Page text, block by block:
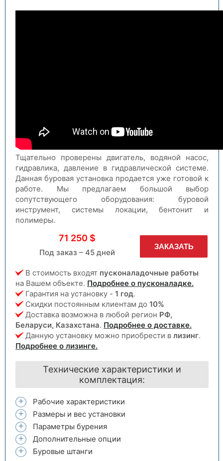
Тщательно проверены двигатель, водяной насос,
гидравлика, давление в гидравлической системе.
Данная буровая установка продается уже готовой к
работе. Мы предлагаем большой выбор
сопутствующего оборудования: буровой
инструмент, системы локации, бентонит и
полимеры.
71 250 $
Под заказ – 45 дней
ЗАКАЗАТЬ
В стоимость входят пусконаладочные работы
на Вашем объекте. Подробнее о пусконаладке.
Гарантия на установку - 1 год.
Скидки постоянным клиентам до 10%
Доставка возможна в любой регион РФ,
Беларуси, Казахстана. Подробнее о доставке.
Данную установку можно приобрести в лизинг.
Подробнее о лизинге.
Технические характеристики и
комплектация:
Рабочие характеристики
Размеры и вес установки
Параметры бурения
Дополнительные опции
Буровые штанги